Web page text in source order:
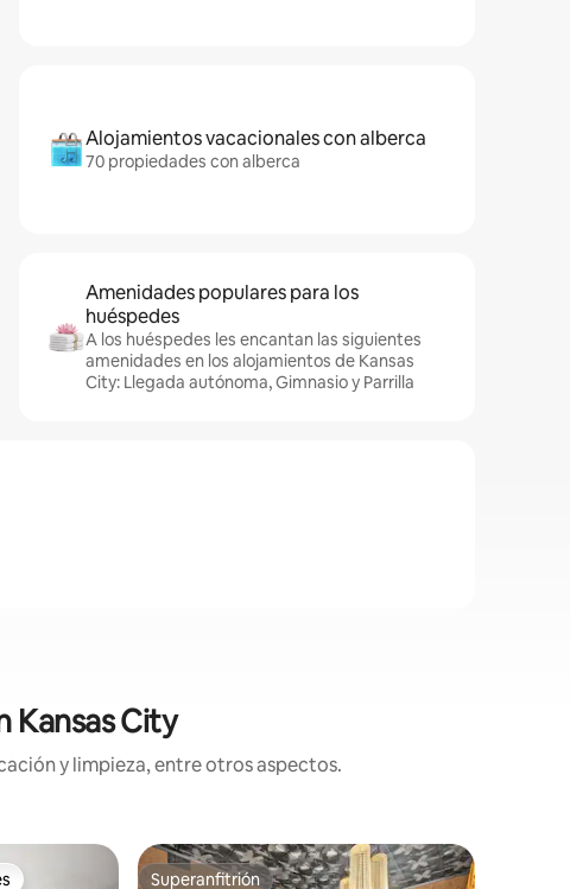
Alojamientos vacacionales con alberca
70 propiedades con alberca
Amenidades populares para los
huéspedes
A los huéspedes les encantan las siguientes
amenidades en los alojamientos de Kansas
City: Llegada autónoma, Gimnasio y Parrilla
Kansas City
y limpieza, entre otros aspectos.
Superanfitrión